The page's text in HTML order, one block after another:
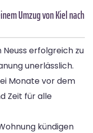
Umzug von Kiel nach
Neuss erfolgreich zu
unerlässlich.
Monate vor dem
Zeit für alle
kündigen